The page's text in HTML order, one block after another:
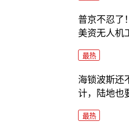
普京不忍了
美资无人机
最热
海锁波斯还
计，陆地也
最热